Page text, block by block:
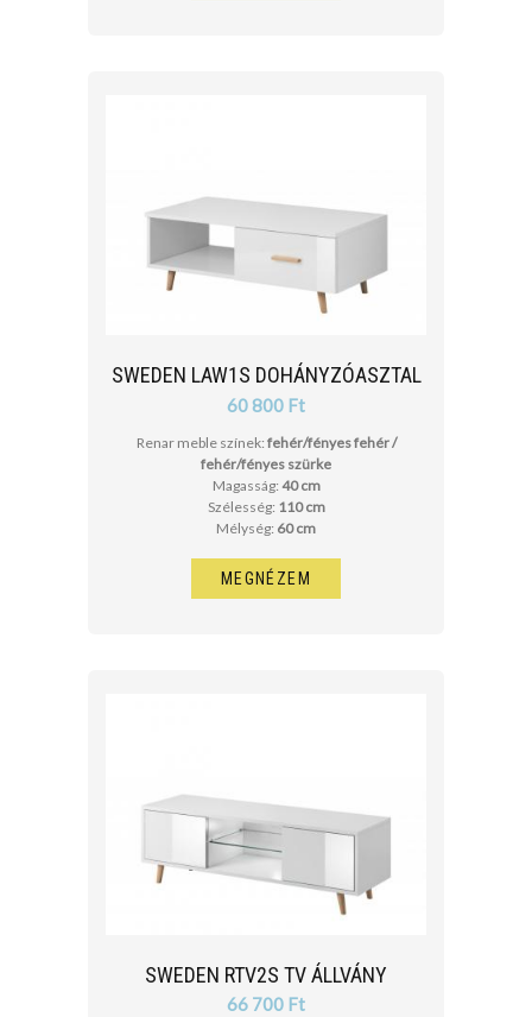
SWEDEN LAW1S DOHÁNYZÓASZTAL
60 800 Ft
Renar meble színek: fehér/fényes fehér /
fehér/fényes szürke
Magasság: 40 cm
Szélesség: 110 cm
Mélység: 60 cm
MEGNÉZEM
SWEDEN RTV2S TV ÁLLVÁNY
66 700 Ft